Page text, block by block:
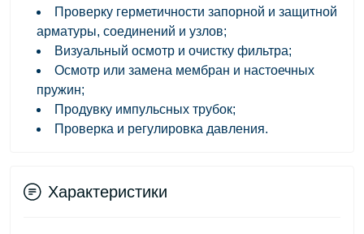
Проверку герметичности запорной и защитной
арматуры, соединений и узлов;
Визуальный осмотр и очистку фильтра;
Осмотр или замена мембран и настоечных
пружин;
Продувку импульсных трубок;
Проверка и регулировка давления.
Характеристики